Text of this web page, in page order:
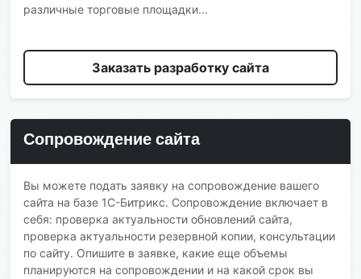
различные торговые площадки...
Заказать разработку сайта
Сопровождение сайта
Вы можете подать заявку на сопровождение вашего
сайта на базе 1С-Битрикс. Сопровождение включает в
себя: проверка актуальности обновлений сайта,
проверка актуальности резервной копии, консультации
по сайту. Опишите в заявке, какие еще объемы
планируются на сопровождении и на какой срок вы